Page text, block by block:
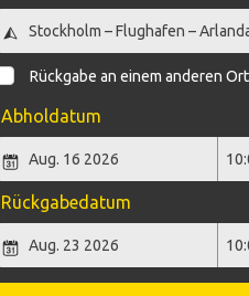
Rückgabe an einem anderen Ort
Abholdatum
Rückgabedatum